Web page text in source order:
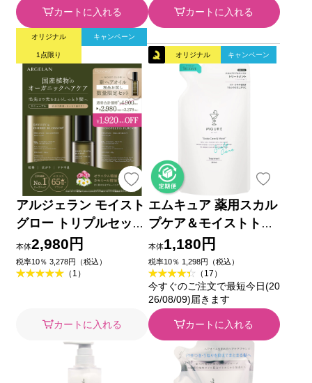
カートに入れる カートに入れる
オリジナル キャンペーン
1点限り
アルジェラン モイスト
グロー トリプルセット
４５０／４５０／６０
本体2,980円
税率10％ 3,278円（税込）
（1）
カートに入れる
オリジナル キャンペーン
エムキュア 薬用スカル
プケア＆モイストトリ
ートメント 詰替 ３６
０ｍｌ (医薬部外品)
本体1,180円
税率10％ 1,298円（税込）
（17）
今すぐのご注文で最短今日(20
26/08/09)届きます
カートに入れる